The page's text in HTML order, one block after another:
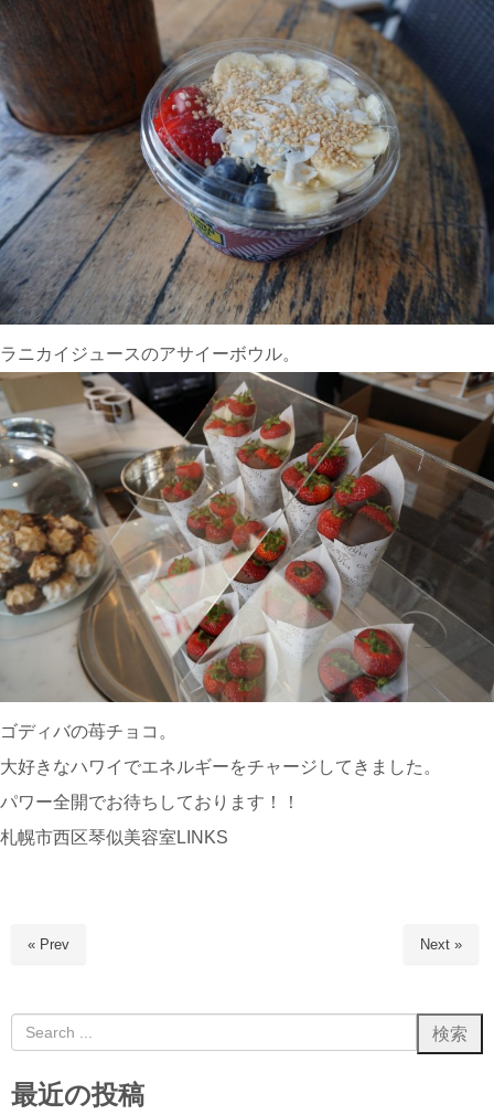
ラニカイジュースのアサイーボウル。
ゴディバの苺チョコ。
大好きなハワイでエネルギーをチャージしてきました。
パワー全開でお待ちしております！！
札幌市西区琴似美容室LINKS
« Prev Next »
最近の投稿